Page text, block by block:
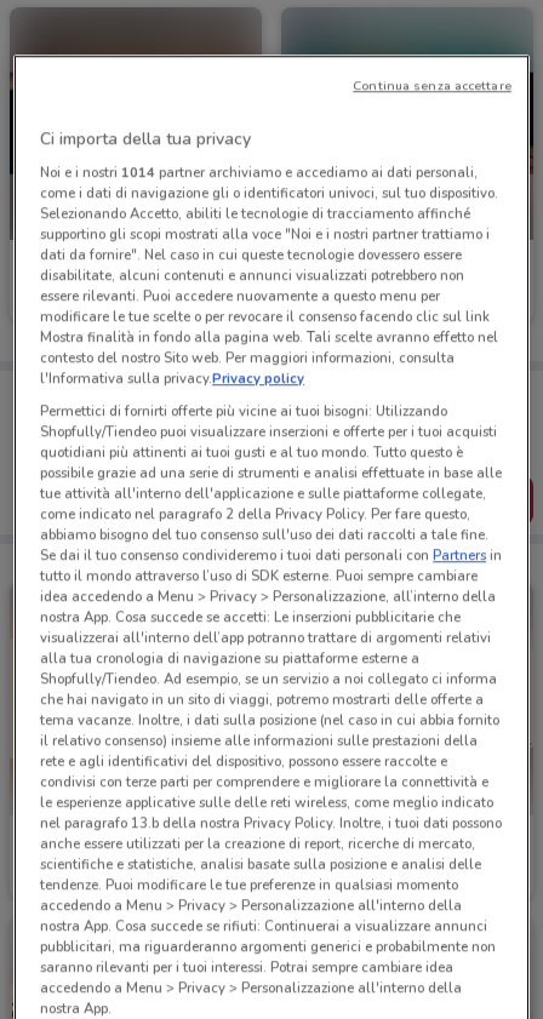
NUOVO
Burger King
Scade il 30/09 1.9 km
NUOVO
Burger King
Scade il 31/08 1.9 km
Porta DoveConviene sempre con te!
Puoi trovare le migliori offerte dei negozi vicino a te,
salvarle e creare la tua lista del risparmio, comodamente
dal tuo cellulare.
SCARICA L’APP
Burger King
Scade il 07/09 1.9 km
Burger King
Scade il 14/12
Ci importa della tua privacy
Noi e i nostri 1014partner archiviamo e accediamo ai dati personali,
come i dati di navigazione gli o identificatori univoci, sul tuo dispositivo.
Selezionando Accetto, abiliti le tecnologie di tracciamento affinché
supportino gli scopi mostrati alla voce "Noi e i nostri partner trattiamo i
dati da fornire". Nel caso in cui queste tecnologie dovessero essere
disabilitate, alcuni contenuti e annunci visualizzati potrebbero non
essere rilevanti. Puoi accedere nuovamente a questo menu per
modificare le tue scelte o per revocare il consenso facendo clic sul link
Mostra finalità in fondo alla pagina web. Tali scelte avranno effetto nel
contesto del nostro Sito web. Per maggiori informazioni, consulta
l'Informativa sulla privacy.Privacy policy
Permettici di fornirti offerte più vicine ai tuoi bisogni: Utilizzando
Shopfully/Tiendeo puoi visualizzare inserzioni e offerte per i tuoi acquisti
quotidiani più attinenti ai tuoi gusti e al tuo mondo. Tutto questo è
possibile grazie ad una serie di strumenti e analisi effettuate in base alle
tue attività all'interno dell'applicazione e sulle piattaforme collegate,
come indicato nel paragrafo 2 della Privacy Policy. Per fare questo,
abbiamo bisogno del tuo consenso sull'uso dei dati raccolti a tale fine.
Se dai il tuo consenso condivideremo i tuoi dati personali conPartnersin
tutto il mondo attraverso l’uso di SDK esterne. Puoi sempre cambiare
idea accedendo a Menu > Privacy > Personalizzazione, all’interno della
nostra App. Cosa succede se accetti: Le inserzioni pubblicitarie che
visualizzerai all'interno dell’app potranno trattare di argomenti relativi
alla tua cronologia di navigazione su piattaforme esterne a
Shopfully/Tiendeo. Ad esempio, se un servizio a noi collegato ci informa
che hai navigato in un sito di viaggi, potremo mostrarti delle offerte a
tema vacanze. Inoltre, i dati sulla posizione (nel caso in cui abbia fornito
il relativo consenso) insieme alle informazioni sulle prestazioni della
rete e agli identificativi del dispositivo, possono essere raccolte e
condivisi con terze parti per comprendere e migliorare la connettività e
le esperienze applicative sulle delle reti wireless, come meglio indicato
nel paragrafo 13.b della nostra Privacy Policy. Inoltre, i tuoi dati possono
anche essere utilizzati per la creazione di report, ricerche di mercato,
scientifiche e statistiche, analisi basate sulla posizione e analisi delle
tendenze. Puoi modificare le tue preferenze in qualsiasi momento
accedendo a Menu > Privacy > Personalizzazione all'interno della
nostra App. Cosa succede se rifiuti: Continuerai a visualizzare annunci
pubblicitari, ma riguarderanno argomenti generici e probabilmente non
saranno rilevanti per i tuoi interessi. Potrai sempre cambiare idea
accedendo a Menu > Privacy > Personalizzazione all'interno della
nostra App.
Continua senza accettare